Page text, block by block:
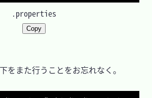
.properties
Copy
をまた行うことをお忘れなく。